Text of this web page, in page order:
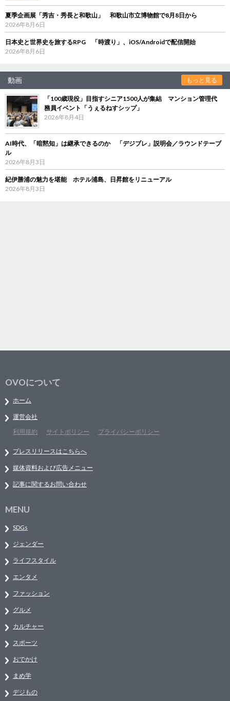
夏季企画展「秀吉・秀長と和歌山」 和歌山市立博物館で8月8日から
2026年8月6日
日本史と世界史を旅するRPG 「時渡り」、iOS/Androidで配信開始
2026年8月6日
動画 もっと見る
「100歳現役」目指すシニア1500人が集結 マンション管理代
務員イベント「うぇるねすシップ」
2026年8月4日
AI時代、「暗黙知」は継承できるのか 「デジブレ」説明会／ラウンドテーブ
ル
2026年8月3日
紀伊勝浦の魅力を堪能 ホテル浦島、日昇館をリニューアル
2026年8月3日
OVOについて
ホーム
運営会社
利用規約
サイトポリシー プライバシーポリシー
プレスリリースはこちらへ
媒体資料および広告メニュー
記事に関するお問い合わせ
MENU
SDGs
ジェンダー
ライフスタイル
エンタメ
ファッション
グルメ
カルチャー
スポーツ
おでかけ
まめ学
デジもの